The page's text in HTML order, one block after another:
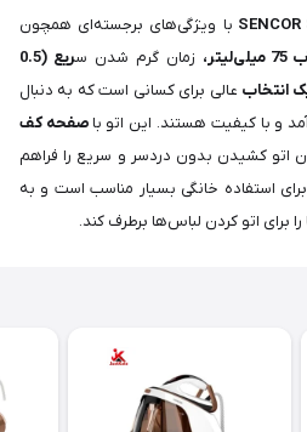
با ویژگی‌های برجسته‌ای همچون
میلی‌لیتر، زمان گرم شدن س
ریع (0.5
عالی برای کسانی است که به دنبال
و با کیفیت هستند. این اتو با صفحه کف
اتو کشیدن بدون دردسر و سریع را فراهم
برای استفاده خانگی بسیار مناسب است و به
برای اتو کردن لباس‌ها برطرف کند.